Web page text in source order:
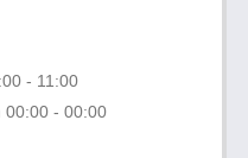
- 11:00
00:00 - 00:00